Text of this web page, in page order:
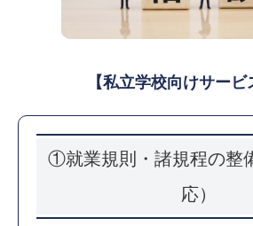
【私立学校向けサービ
①就業規則・諸規程の整
応）